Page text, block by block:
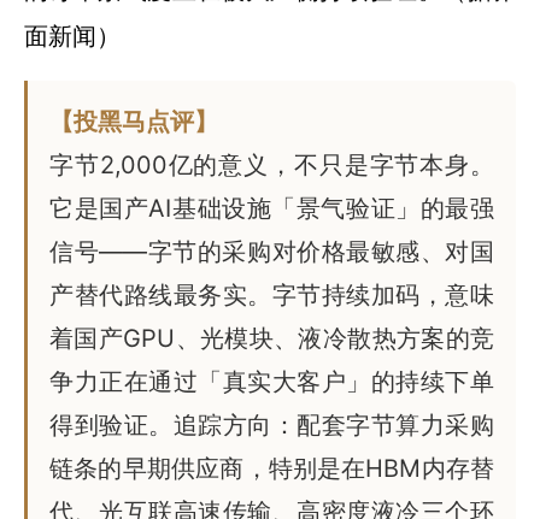
面新闻）
【投黑马点评】
字节2,000亿的意义，不只是字节本身。
它是国产AI基础设施「景气验证」的最强
信号——字节的采购对价格最敏感、对国
产替代路线最务实。字节持续加码，意味
着国产GPU、光模块、液冷散热方案的竞
争力正在通过「真实大客户」的持续下单
得到验证。追踪方向：配套字节算力采购
链条的早期供应商，特别是在HBM内存替
代、光互联高速传输、高密度液冷三个环